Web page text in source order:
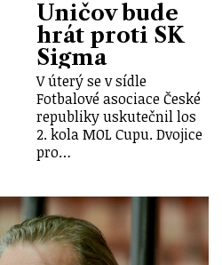
Uničov bude
hrát proti SK
Sigma
V úterý se v sídle
Fotbalové asociace České
republiky uskutečnil los
2. kola MOL Cupu. Dvojice
pro…